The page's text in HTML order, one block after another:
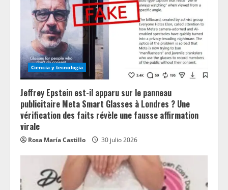
Ciencia y tecnologia
Jeffrey Epstein est-il apparu sur le panneau
publicitaire Meta Smart Glasses à Londres ? Une
vérification des faits révèle une fausse affirmation
virale
Rosa María Castillo 30 julio 2026